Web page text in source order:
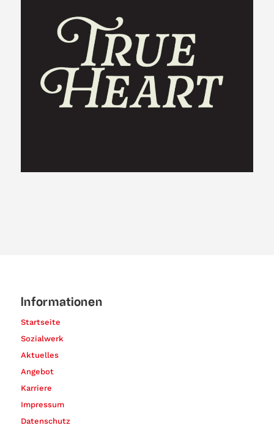
Informationen
Startseite
Sozialwerk
Aktuelles
Angebot
Karriere
Impressum
Datenschutz